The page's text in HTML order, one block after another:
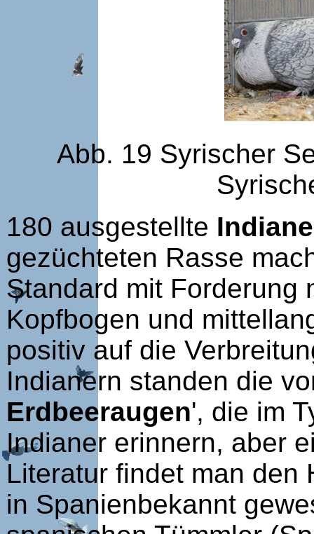
Abb. 19 Syrischer
180 ausgestellte
gezüchteten Rasse
Standard mit Forderung
Kopfbogen und
positiv auf die
Indianern standen die
Erdbeeraugen', die im
Indianer erinnern, aber
Literatur findet man den
in Spanienbekannt